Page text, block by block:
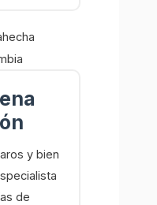
y bien
de